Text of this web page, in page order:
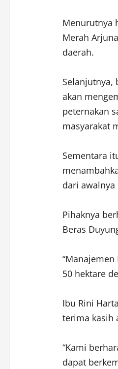
Menurutnya
Merah
daerah.
Selanjutnya,
akan
peternakan
masyarakat
Sementara
dari
Pihaknya
Beras
50 hektare
Ibu Rini
terima kasih
“Kami
dapat